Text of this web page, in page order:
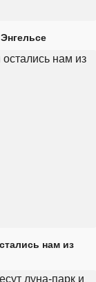
нам из